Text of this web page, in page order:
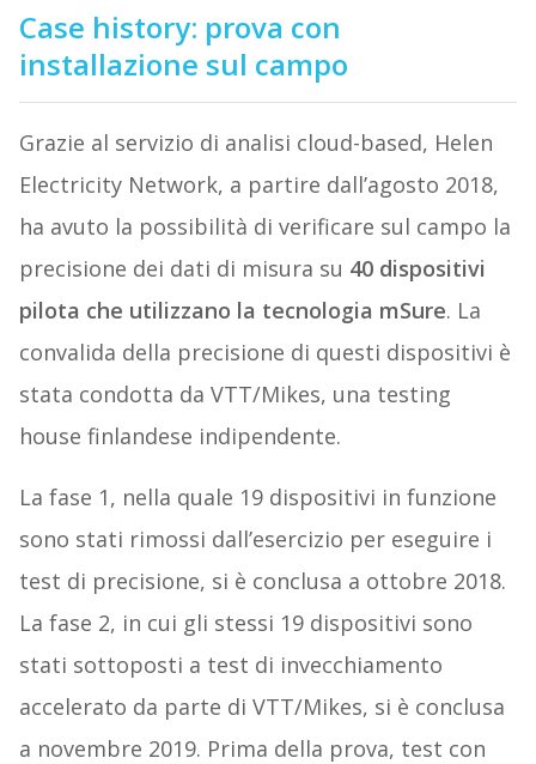
Case history: prova con
installazione sul campo
Grazie al servizio di analisi cloud-based, Helen
Electricity Network, a partire dall’agosto 2018,
ha avuto la possibilità di verificare sul campo la
precisione dei dati di misura su 40 dispositivi
pilota che utilizzano la tecnologia mSure. La
convalida della precisione di questi dispositivi è
stata condotta da VTT/Mikes, una testing
house finlandese indipendente.
La fase 1, nella quale 19 dispositivi in funzione
sono stati rimossi dall’esercizio per eseguire i
test di precisione, si è conclusa a ottobre 2018.
La fase 2, in cui gli stessi 19 dispositivi sono
stati sottoposti a test di invecchiamento
accelerato da parte di VTT/Mikes, si è conclusa
a novembre 2019. Prima della prova, test con